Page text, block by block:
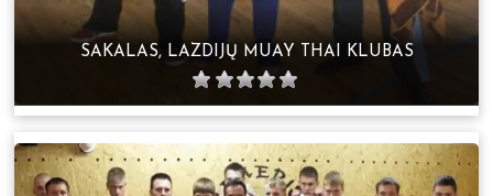
SAKALAS, LAZDIJŲ MUAY THAI KLUBAS